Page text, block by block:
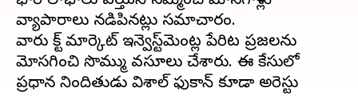
వ్యాపారాలు నడిపినట్లు సమాచారం.
వారు స్టాక్ మార్కెట్ ఇన్వెస్ట్‌మెంట్ల పేరిట ప్రజలను
మోసగించి సొమ్ము వసూలు చేశారు. ఈ కేసులో
ప్రధాన నిందితుడు విశాల్ ఫుకాన్‌ కూడా అరెస్టు